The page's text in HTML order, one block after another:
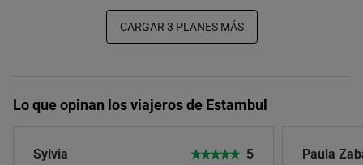
CARGAR 3 PLANES MÁS
Lo que opinan los viajeros de Estambul
Sylvia 5 Paula